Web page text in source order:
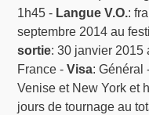
1h45 - Langue V.O.:
septembre 2014 au
sortie: 30 janvier 2015
France -Visa: Général
Venise et New York et
jours de tournage au